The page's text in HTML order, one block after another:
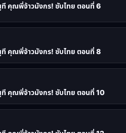
คุณพี่จ้าวมังกร! ซับไทย ตอนที่ 6
คุณพี่จ้าวมังกร! ซับไทย ตอนที่ 8
คุณพี่จ้าวมังกร! ซับไทย ตอนที่ 10